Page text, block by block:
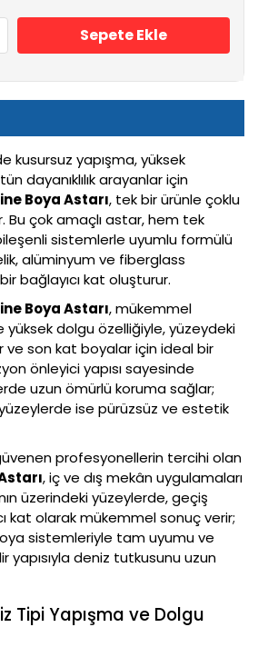
Sepete Ekle
kusursuz yapışma, yüksek
dayanıklılık arayanlar için
Boya Astarı, tek bir ürünle çoklu
Bu çok amaçlı astar, hem tek
sistemlerle uyumlu formülü
alüminyum ve fiberglass
bağlayıcı kat oluşturur.
Boya Astarı, mükemmel
yüksek dolgu özelliğiyle, yüzeydeki
ve son kat boyalar için ideal bir
önleyici yapısı sayesinde
uzun ömürlü koruma sağlar;
ise pürüzsüz ve estetik
profesyonellerin tercihi olan
, iç ve dış mekân uygulamaları
üzerindeki yüzeylerde, geçiş
kat olarak mükemmel sonuç verir;
boya sistemleriyle tam uyumu ve
yapısıyla deniz tutkusunu uzun
Tipi Yapışma ve Dolgu